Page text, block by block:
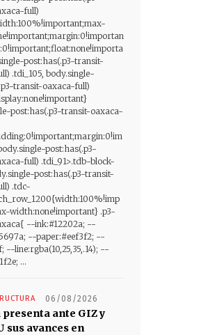
full)
post:has(.p3-transit-
.tdi_105, body.single-
transit-oaxaca-full)
post:has(.p3-transit-oaxaca-
post:has(.p3-
full) .tdi_91>.tdb-block-
post:has(.p3-transit-
.tdc-
width:none!important} .p3-
--ink:#12202a; --
--paper:#eef3f2; --
--line:rgba(10,25,35,.14); --
...
06/08/2026
presenta ante GIZ y
sus avances en